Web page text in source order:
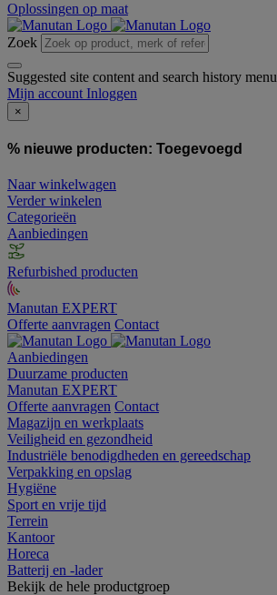
Oplossingen op maat
Zoek
Suggested site content and search history menu
Mijn account Inloggen
×
% nieuwe producten: Toegevoegd
Naar winkelwagen
Verder winkelen
Categorieën
Aanbiedingen
Refurbished producten
Manutan EXPERT
Offerte aanvragen Contact
Aanbiedingen
Duurzame producten
Manutan EXPERT
Offerte aanvragen Contact
Magazijn en werkplaats
Veiligheid en gezondheid
Industriële benodigdheden en gereedschap
Verpakking en opslag
Hygiëne
Sport en vrije tijd
Terrein
Kantoor
Horeca
Batterij en -lader
Bekijk de hele productgroep